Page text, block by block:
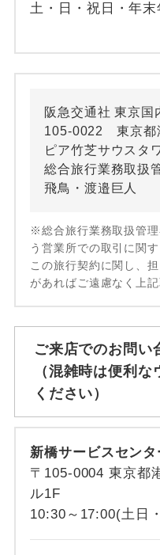
土・日・祝日・年
阪急交通社 東京
105-0022 東京都
ピア竹芝サウスタ
総合旅行業務取扱
飛鳥・渡邉巨人
※総合旅行業務取扱管
う営業所での取引に関す
この旅行契約に関し、
があればご遠慮なく上
ご来店でのお問い
（混雑時は便利
ください）
新橋サービスセンタ
〒105-0004 東京都
ル1F
10:30～17:00(土日